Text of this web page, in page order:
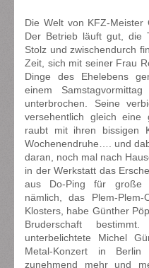
Die Welt von KFZ-
Der Betrieb läuft gut, die
Stolz und zwischendurch
Zeit, sich mit seiner Frau
Dinge des Ehelebens
einem
unterbrochen. Seine
versehentlich gleich eine
raubt mit ihren bissigen
Wochenendruhe…. und
daran, noch mal nach
in der Werkstatt das
aus Do-Ping für große
nämlich, das Plem-
Klosters, habe Günther
Bruderschaft
unterbelichtete Michel
Metal-Konzert in
zunehmend mehr und